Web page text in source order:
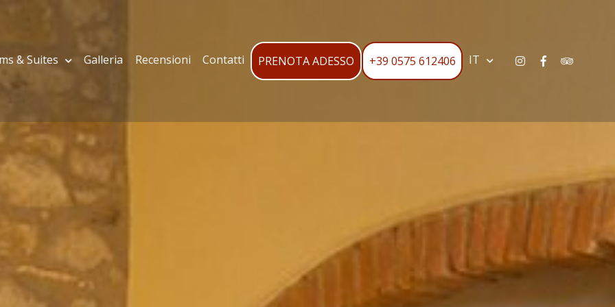
& Suites
Galleria Recensioni Contatti PRENOTA ADESSO +39 0575 612406 IT Instagram
Facebook